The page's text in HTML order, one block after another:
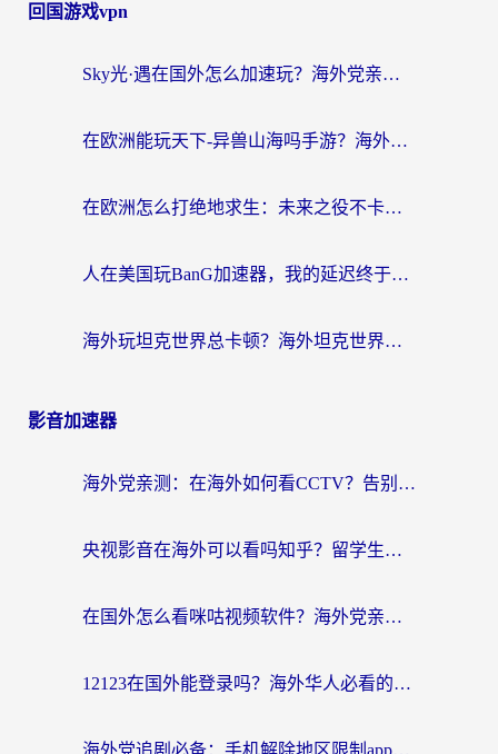
回国游戏vpn
Sky光·遇在国外怎么加速玩？海外党亲测有效的国服游戏加速指南
在欧洲能玩天下-异兽山海吗手游？海外玩家的加速器生存指南
在欧洲怎么打绝地求生：未来之役不卡？留学生亲测的加速器避坑指南
人在美国玩BanG加速器，我的延迟终于绿了
海外玩坦克世界总卡顿？海外坦克世界加速器有哪些？实测好用的选择在这里
影音加速器
海外党亲测：在海外如何看CCTV？告别“仅限大陆播放”的实用指南
央视影音在海外可以看吗知乎？留学生亲测：3步解决地域限制+追剧自由
在国外怎么看咪咕视频软件？海外党亲测有效的回国加速方案
12123在国外能登录吗？海外华人必看的回国加速实用指南
海外党追剧必备：手机解除地区限制app怎么选？解决央视视频&国内剧地区限制全指南